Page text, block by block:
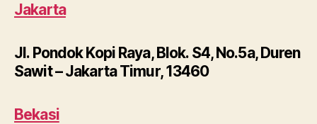
Jakarta
Jl. Pondok Kopi Raya, Blok. S4, No.5a, Duren
Sawit – Jakarta Timur, 13460
Bekasi